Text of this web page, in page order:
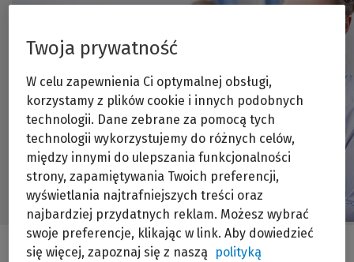
Twoja prywatność
W celu zapewnienia Ci optymalnej obsługi,
korzystamy z plików cookie i innych podobnych
technologii. Dane zebrane za pomocą tych
technologii wykorzystujemy do różnych celów,
między innymi do ulepszania funkcjonalności
strony, zapamiętywania Twoich preferencji,
wyświetlania najtrafniejszych treści oraz
najbardziej przydatnych reklam. Możesz wybrać
swoje preferencje, klikając w link. Aby dowiedzieć
się więcej, zapoznaj się z naszą
polityką